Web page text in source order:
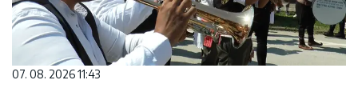
07. 08. 2026 11:43